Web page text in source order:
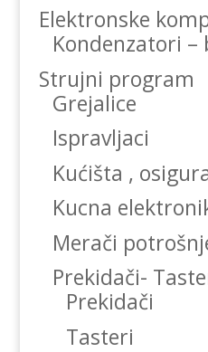
Elektronske
Kondenzatori –
Strujni program
Grejalice
Ispravljaci
Kućišta ,
Kucna
Merači
Prekidači-
Prekidači
Tasteri